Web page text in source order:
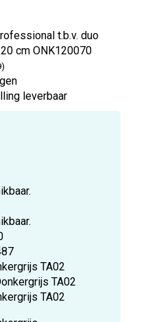
t.b.v. duo
cmONK120070
leverbaar
TA02
TA02